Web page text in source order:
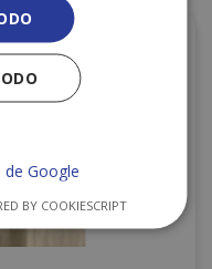
de Google
BY COOKIESCRIPT